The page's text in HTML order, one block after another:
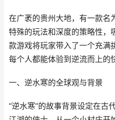
在广袤的贵州大地，有一款名
特殊的玩法和深度的策略性，
款游戏将玩家带入了一个充满
每个人都能体验到逆流而上的
一、逆水寒的全球观与背景
“逆水寒”的故事背景设定在古